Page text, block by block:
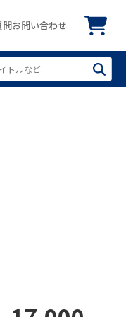
問お問い合わせ